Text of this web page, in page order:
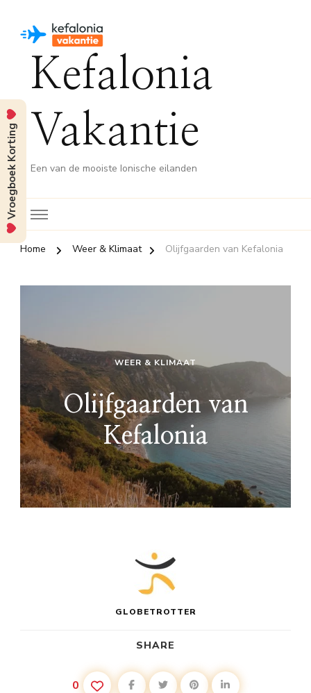
Kefalonia
Vakantie
Een van de mooiste Ionische eilanden
Home Weer & Klimaat Olijfgaarden van Kefalonia
WEER & KLIMAAT
Olijfgaarden van
Kefalonia
GLOBETROTTER
SHARE
0
Vroegboek Korting